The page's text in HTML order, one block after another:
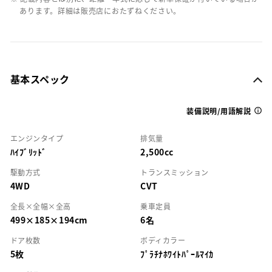
あります。詳細は販売店におたずねください。
基本スペック
装備説明/用語解説
エンジンタイプ
ﾊｲﾌﾞﾘｯﾄﾞ
排気量
2,500cc
駆動方式
4WD
トランスミッション
CVT
全長×全幅×全高
499×185×194cm
乗車定員
6名
ドア枚数
5枚
ボディカラー
ﾌﾟﾗﾁﾅﾎﾜｲﾄﾊﾟｰﾙﾏｲｶ